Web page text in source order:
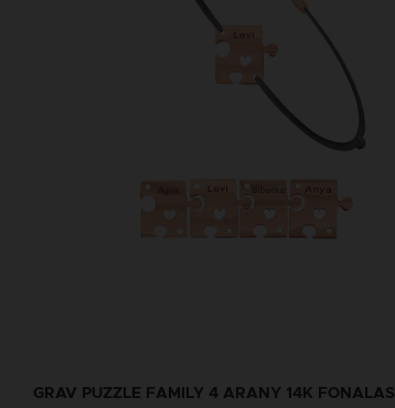
GRAV PUZZLE FAMILY 4 ARANY 14K FONALAS